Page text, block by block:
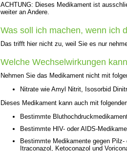
ACHTUNG: Dieses Medikament ist
weiter an Andere.
Was soll ich machen, wenn ich
Das trifft hier nicht zu, weil Sie es nur
Welche Wechselwirkungen
Nehmen Sie das Medikament nicht mit
Nitrate wie Amyl Nitrit, Isosorbid
Dieses Medikament kann auch mit
Bestimmte
Bestimmte HIV- oder AIDS-
Bestimmte Medikamente gegen Pilz-
Itraconazol, Ketoconazol und